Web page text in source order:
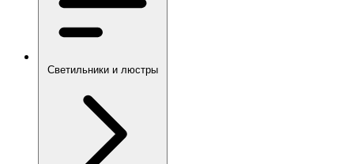
Светильники и люстры